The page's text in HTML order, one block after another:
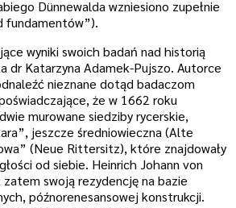
Dünnewalda wzniesiono zupełnie
fundamentów”).
wyniki swoich badań nad historią
dr Katarzyna Adamek-Pujszo. Autorce
nieznane dotąd badaczom
że w 1662 roku
murowane siedziby rycerskie,
jeszcze średniowieczna (Alte
(Neue Rittersitz), które znajdowały
od siebie. Heinrich Johann von
zatem swoją rezydencję na bazie
późnorenesansowej konstrukcji.